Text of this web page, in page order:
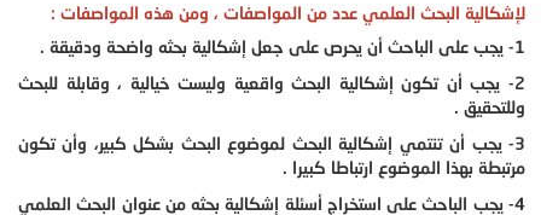
لإشكالية البحث العلمي عدد من المواصفات ، ومن هذه المواصفات :
1- يجب على الباحث أن يحرص على جعل إشكالية بحثه واضحة ودقيقة .
2- يجب أن تكون إشكالية البحث واقعية وليست خيالية ، وقابلة للبحث
وللتحقيق .
3- يجب أن تنتمي إشكالية البحث لموضوع البحث بشكل كبير، وأن تكون
مرتبطة بهذا الموضوع ارتباطا كبيرا .
4- يجب الباحث على استخراج أسئلة إشكالية بحثه من عنوان البحث العلمي